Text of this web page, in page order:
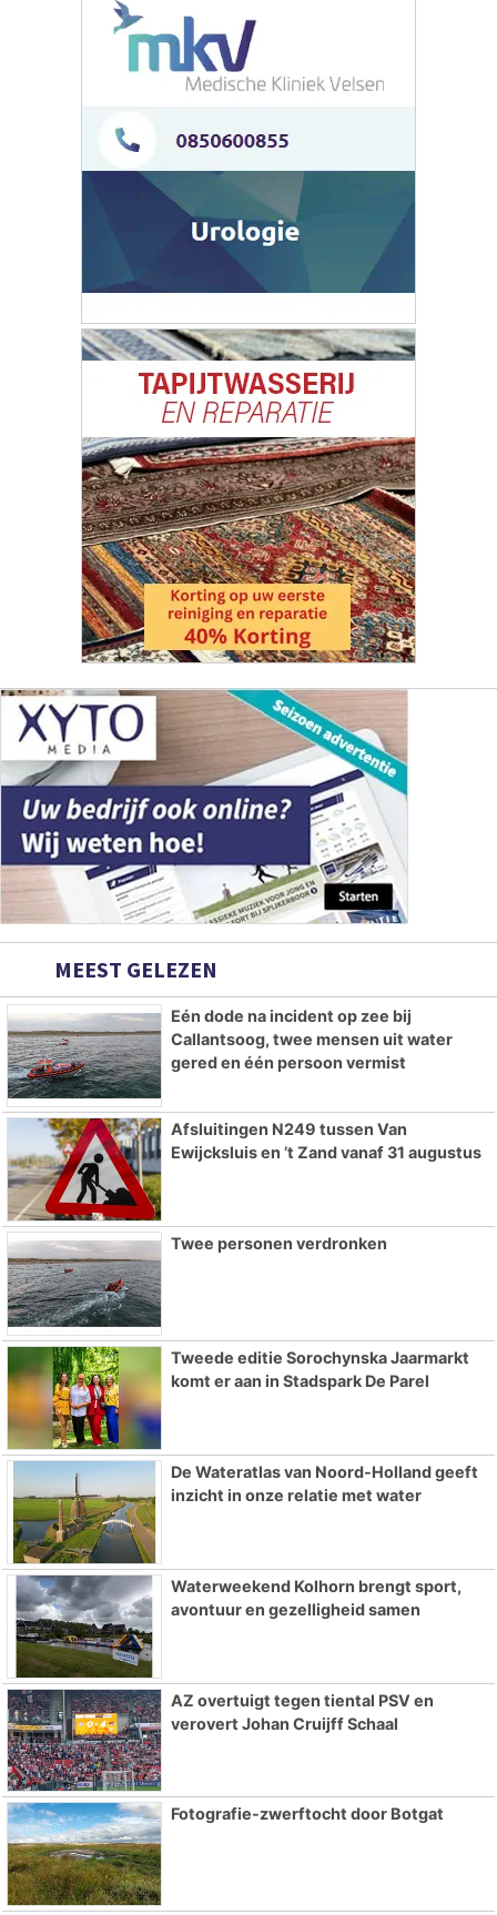
MEEST GELEZEN
Eén dode na incident op zee bij
Callantsoog, twee mensen uit water
gered en één persoon vermist
Afsluitingen N249 tussen Van
Ewijcksluis en ’t Zand vanaf 31 augustus
Twee personen verdronken
Tweede editie Sorochynska Jaarmarkt
komt er aan in Stadspark De Parel
De Wateratlas van Noord-Holland geeft
inzicht in onze relatie met water
Waterweekend Kolhorn brengt sport,
avontuur en gezelligheid samen
AZ overtuigt tegen tiental PSV en
verovert Johan Cruijff Schaal
Fotografie-zwerftocht door Botgat